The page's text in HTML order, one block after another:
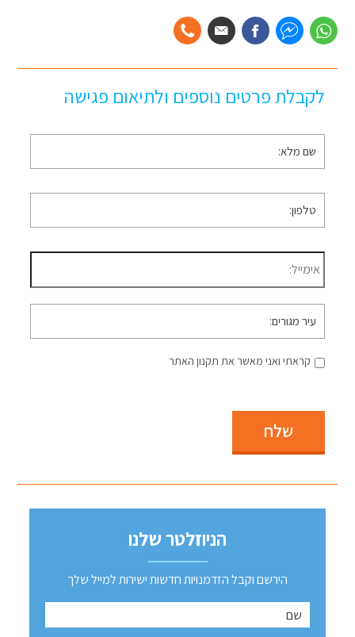
לקבלת פרטים נוספים ולתיאום פגישה
שם
מלא *
טלפון *
דוא״ל *
עיר
מגורים
קראתי ואני מאשר את תקנון האתר
שלח
הניוזלטר שלנו
הירשם וקבל הזדמנויות חדשות ישירות למייל שלך